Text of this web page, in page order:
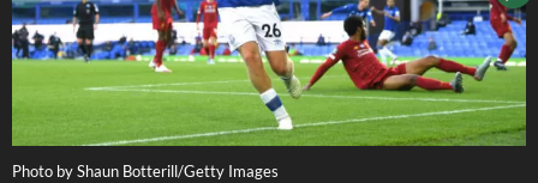
Photo by Shaun Botterill/Getty Images